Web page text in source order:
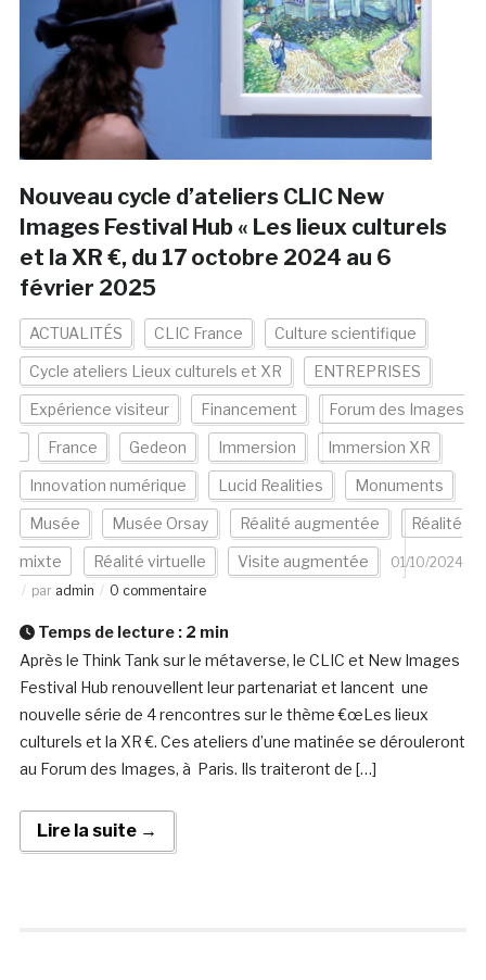
Nouveau cycle d’ateliers CLIC New
Images Festival Hub « Les lieux culturels
et la XR €, du 17 octobre 2024 au 6
février 2025
ACTUALITÉS CLIC France Culture scientifique
Cycle ateliers Lieux culturels et XR ENTREPRISES
Expérience visiteur Financement Forum des Images
France Gedeon Immersion Immersion XR
Innovation numérique Lucid Realities Monuments
Musée Musée Orsay Réalité augmentée Réalité
mixte Réalité virtuelle Visite augmentée
01/10/2024
par admin 0 commentaire
Temps de lecture : 2 min
Après le Think Tank sur le métaverse, le CLIC et New Images
Festival Hub renouvellent leur partenariat et lancent une
nouvelle série de 4 rencontres sur le thème €œLes lieux
culturels et la XR €. Ces ateliers d’une matinée se dérouleront
au Forum des Images, à Paris. Ils traiteront de […]
Lire la suite →